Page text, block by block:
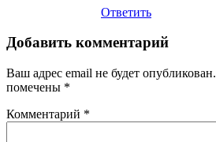
Ответить
Добавить комментарий
Ваш адрес email не будет опубликован.
помечены *
Комментарий *